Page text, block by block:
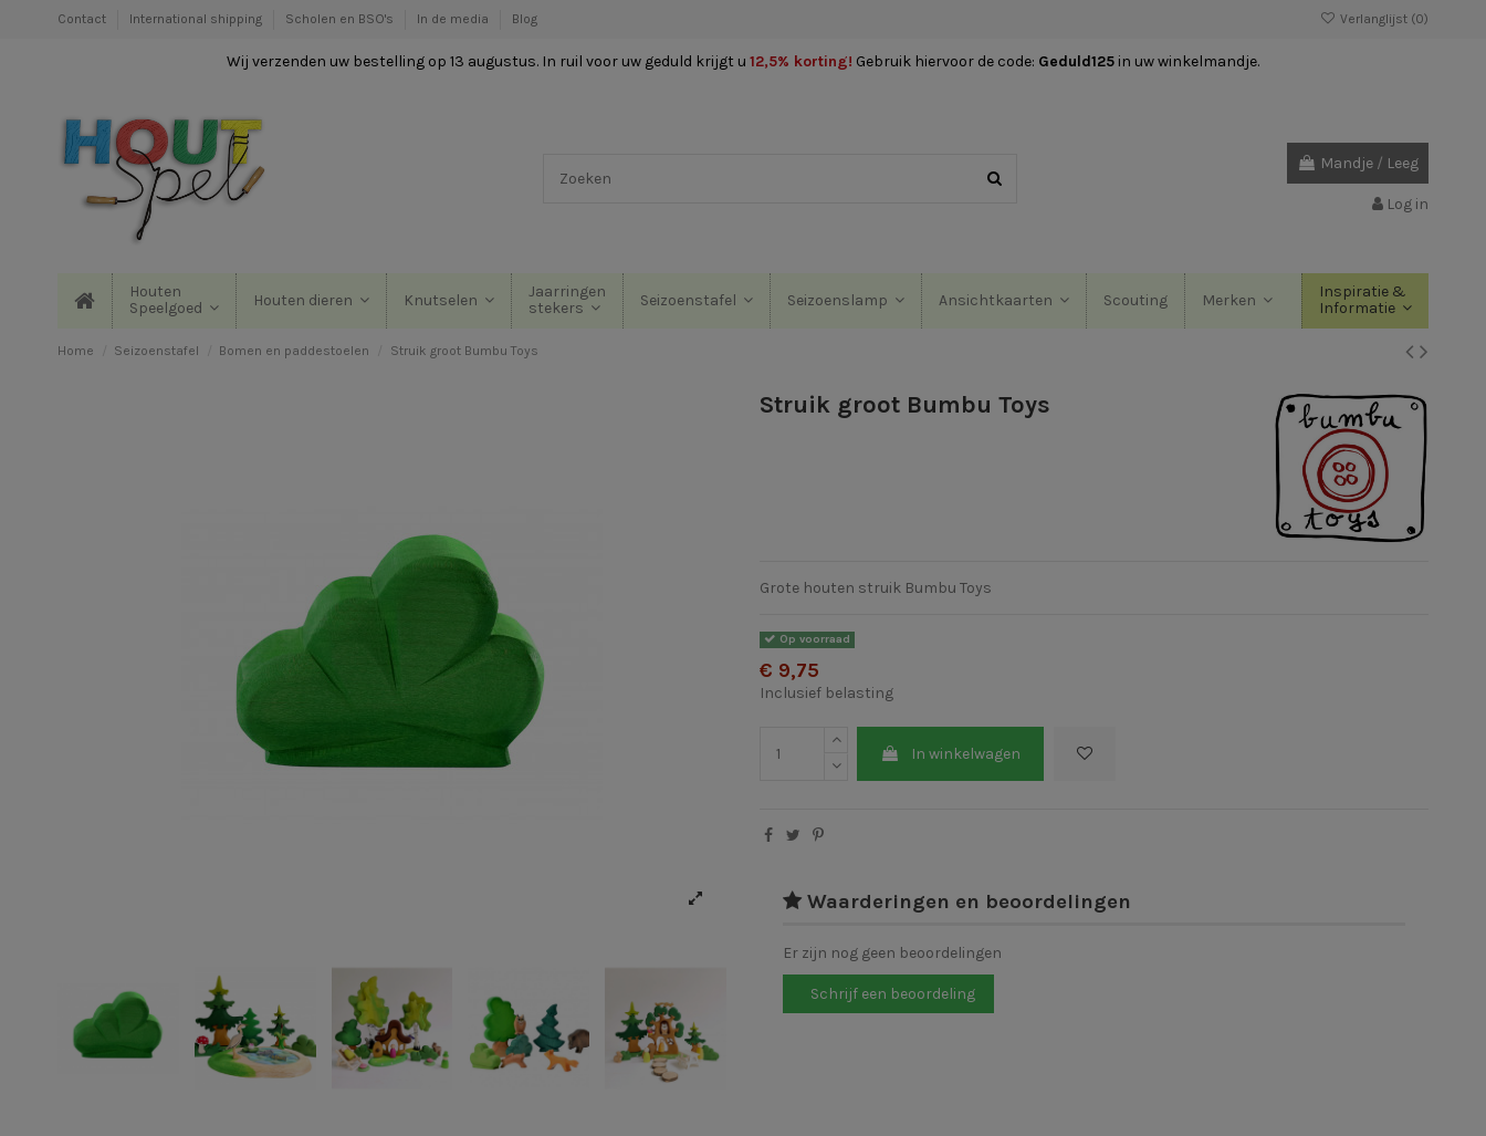
Contact International shipping Scholen en BSO's In de media Blog Verlanglijst (0)
Wij verzenden uw bestelling op 13 augustus. In ruil voor uw geduld krijgt u 12,5% korting! Gebruik hiervoor de code: Geduld125 in uw winkelmandje.
Mandje / Leeg
Log in
Houten
Speelgoed
Houten dieren Knutselen
Jaarringen
stekers
Seizoenstafel Seizoenslamp Ansichtkaarten Scouting Merken
Inspiratie &
Informatie
Home Seizoenstafel Bomen en paddestoelen Struik groot Bumbu Toys
Struik groot Bumbu Toys
Grote houten struik Bumbu Toys
Op voorraad
€ 9,75
Inclusief belasting
In winkelwagen
Waarderingen en beoordelingen
Er zijn nog geen beoordelingen
Schrijf een beoordeling